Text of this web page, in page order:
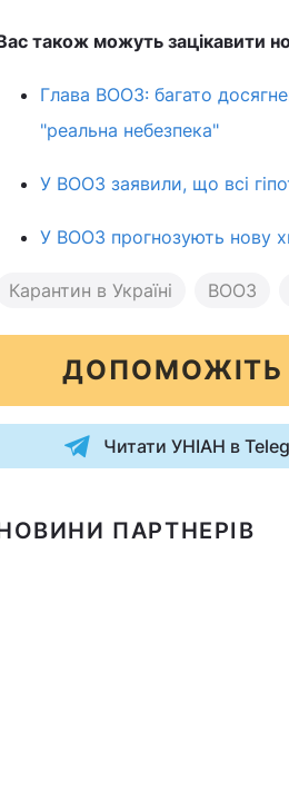
також можуть зацікавити
Глава ВООЗ: багато
"реальна небезпека"
У ВООЗ заявили, що всі
У ВООЗ прогнозують нову
Карантин в Україні ВООЗ
ДОПОМОЖІТЬ
Читати УНІАН в
ПАРТНЕРІВ